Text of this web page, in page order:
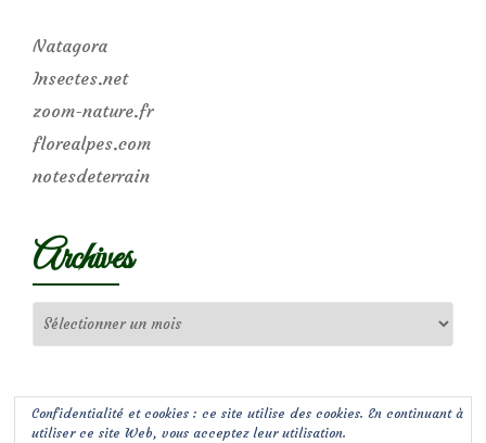
Natagora
Insectes.net
zoom-nature.fr
florealpes.com
notesdeterrain
Archives
Confidentialité et cookies : ce site utilise des cookies. En continuant à
utiliser ce site Web, vous acceptez leur utilisation.